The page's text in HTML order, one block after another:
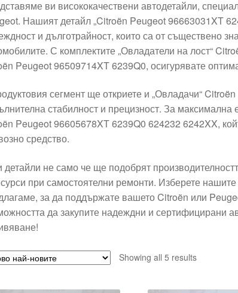
ви висококачествени автодетайли,
Нашият детайл „Citroën Peugeot 96663031XT
и дълготрайност, които са от съществено
С комплектите „Овладатели на лост“
Peugeot 96509714XT 6239Q0, осигурявате
сегмент ще откриете и „Овладачи“
стабилност и прецизност. За максимална
Peugeot 96605678XT 6239Q0 624232 6242XX,
средство.
детайли не само че ще подобрят
при самостоятелни ремонти. Изберете нашите
за да поддържате вашето Citroën или
да закупите надеждни и сертифицирани
Showing all 5 resultsSorted